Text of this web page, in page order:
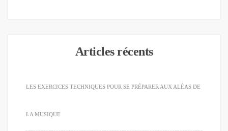
Articles récents
LES EXERCICES TECHNIQUES POUR SE PRÉPARER AUX ALÉAS DE
LA MUSIQUE